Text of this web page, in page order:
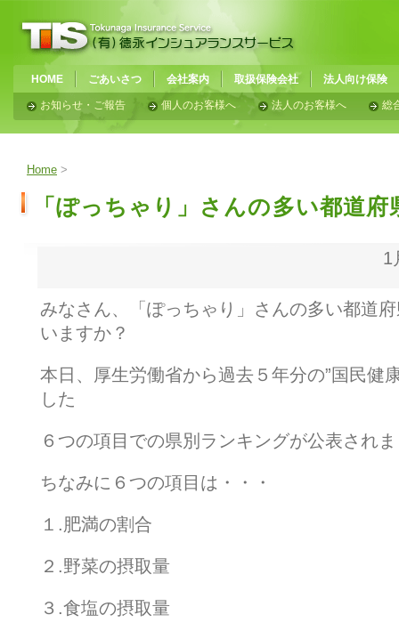
HOME ごあいさつ 会社案内 取扱保険会社 法人向け保険
お知らせ・ご報告 個人のお客様へ 法人のお客様へ 総
Home >
「ぽっちゃり」さんの多い都道府
1
みなさん、「ぽっちゃり」さんの多い都道
いますか？
本日、厚生労働省から過去５年分の”国民健
した
６つの項目での県別ランキングが公表され
ちなみに６つの項目は・・・
１.肥満の割合
２.野菜の摂取量
３.食塩の摂取量